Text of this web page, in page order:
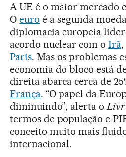
A UE é o maior mercado
O euro é a segunda
diplomacia europeia
acordo nuclear com o Irã,
Paris. Mas os problemas
economia do bloco está
direita abarca cerca de
França. “O papel da
diminuindo”, alerta o
termos de população e
conceito muito mais
internacional.